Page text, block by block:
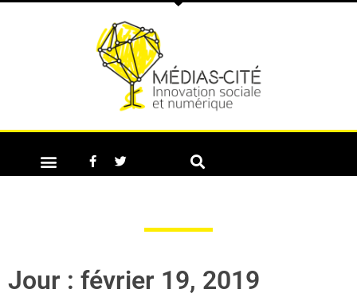
Jour : février 19, 2019